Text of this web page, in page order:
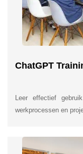
ChatGPT
Leer effectief
werkprocessen en